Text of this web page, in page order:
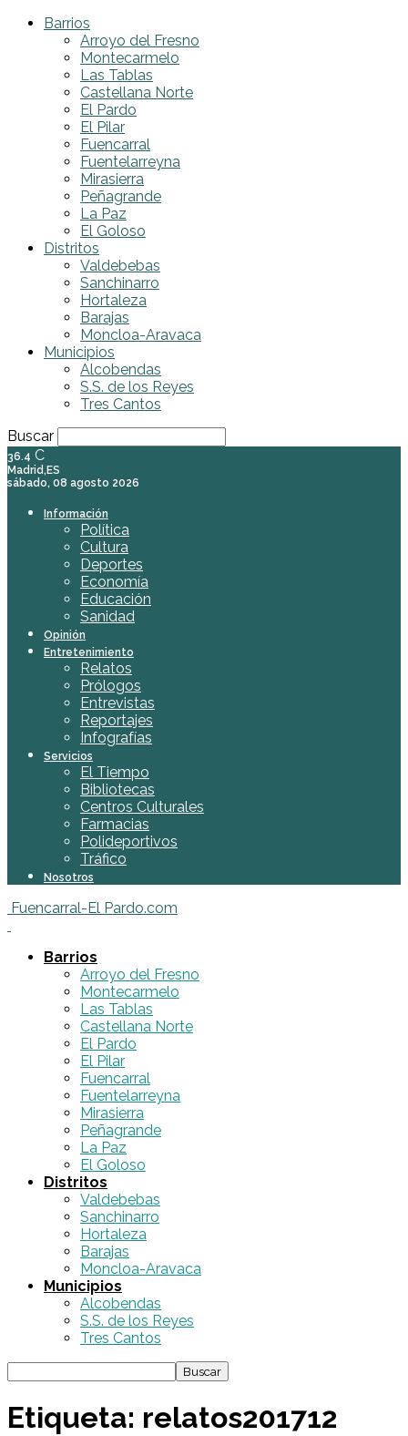
Barrios
Arroyo del Fresno
Montecarmelo
Las Tablas
Castellana Norte
El Pardo
El Pilar
Fuencarral
Fuentelarreyna
Mirasierra
Peñagrande
La Paz
El Goloso
Distritos
Valdebebas
Sanchinarro
Hortaleza
Barajas
Moncloa-Aravaca
Municipios
Alcobendas
S.S. de los Reyes
Tres Cantos
Buscar
36.4 C
Madrid,ES
sábado, 08 agosto 2026
Información
Política
Cultura
Deportes
Economía
Educación
Sanidad
Opinión
Entretenimiento
Relatos
Prólogos
Entrevistas
Reportajes
Infografías
Servicios
El Tiempo
Bibliotecas
Centros Culturales
Farmacias
Polideportivos
Tráfico
Nosotros
Fuencarral-El Pardo.com
Barrios
Arroyo del Fresno
Montecarmelo
Las Tablas
Castellana Norte
El Pardo
El Pilar
Fuencarral
Fuentelarreyna
Mirasierra
Peñagrande
La Paz
El Goloso
Distritos
Valdebebas
Sanchinarro
Hortaleza
Barajas
Moncloa-Aravaca
Municipios
Alcobendas
S.S. de los Reyes
Tres Cantos
Etiqueta: relatos201712